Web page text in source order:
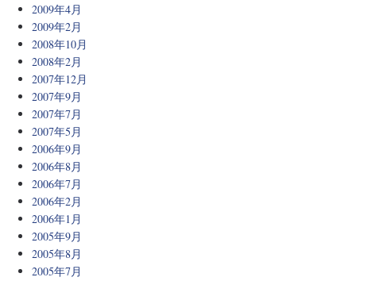
2009年4月
2009年2月
2008年10月
2008年2月
2007年12月
2007年9月
2007年7月
2007年5月
2006年9月
2006年8月
2006年7月
2006年2月
2006年1月
2005年9月
2005年8月
2005年7月